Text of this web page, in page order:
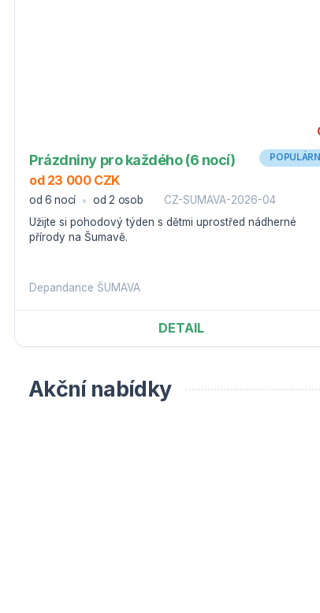
Prázdniny pro každého (6 nocí)
od 23 000 CZK
POPULÁRNÍ
od 6 nocí od 2 osob
CZ-SUMAVA-2026-04
Užijte si pohodový týden s dětmi uprostřed nádherné
přírody na Šumavě.
Depandance ŠUMAVA
DETAIL
Akční nabídky